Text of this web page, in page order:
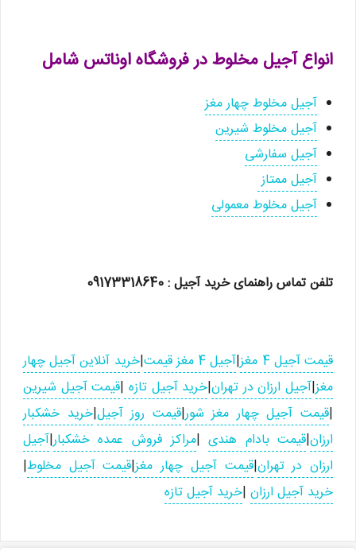
انواع آجیل مخلوط در فروشگاه اوناتس شامل
آجیل مخلوط چهار مغز
آجیل مخلوط شیرین
آجیل سفارشی
آجیل ممتاز
آجیل مخلوط معمولی
تلفن تماسراهنمای خرید آجیل: 09173318640
قیمت آجیل 4 مغز |آجیل 4 مغز قیمت |خرید آنلاین آجیل چهار
مغز|آجیل ارزان در تهران|خرید آجیل تازه |قیمت آجیل شیرین
|قیمت آجیل چهار مغز شور|قیمت روز آجیل|خرید خشکبار
ارزان|قیمت بادام هندی|مراکز فروش عمده خشکبار|آجیل
ارزان در تهران|قیمت آجیل چهار مغز|قیمت آجیل مخلوط|
خرید آجیل ارزان |خرید آجیل تازه